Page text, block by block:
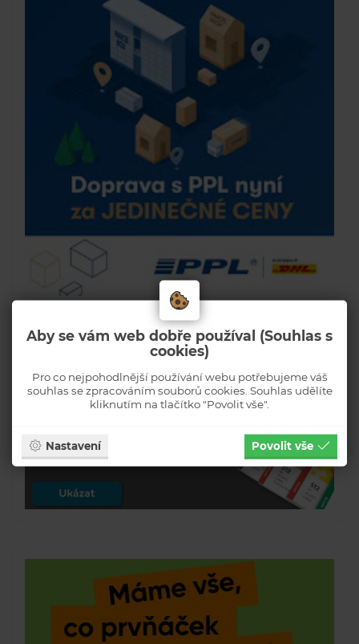
Aby se vám web dobře používal (Souhlas s
cookies)
Pro co nejpohodlnější používání webu potřebujeme váš
souhlas se zpracováním souborů cookies. Souhlas udělíte
kliknutím na tlačítko "Povolit vše".
Nastavení Povolit vše